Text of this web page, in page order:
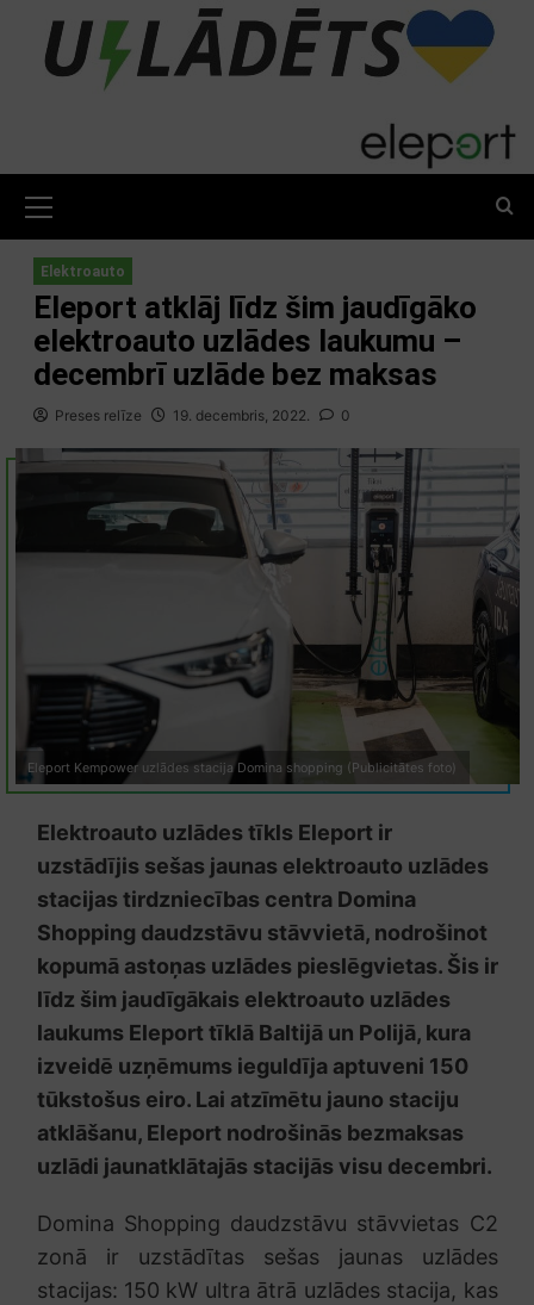
content
Menu
Elektroauto
Eleport atklāj līdz šim jaudīgāko
elektroauto uzlādes laukumu –
decembrī uzlāde bez maksas
Preses relīze 19. decembris, 2022. 0
Eleport Kempower uzlādes stacija Domina shopping (Publicitātes foto)
Elektroauto uzlādes tīkls Eleport ir
uzstādījis sešas jaunas elektroauto uzlādes
stacijas tirdzniecības centra Domina
Shopping daudzstāvu stāvvietā, nodrošinot
kopumā astoņas uzlādes pieslēgvietas. Šis ir
līdz šim jaudīgākais elektroauto uzlādes
laukums Eleport tīklā Baltijā un Polijā, kura
izveidē uzņēmums ieguldīja aptuveni 150
tūkstošus eiro. Lai atzīmētu jauno staciju
atklāšanu, Eleport nodrošinās bezmaksas
uzlādi jaunatklātajās stacijās visu decembri.
Domina Shopping daudzstāvu stāvvietas C2
zonā ir uzstādītas sešas jaunas uzlādes
stacijas: 150 kW ultra ātrā uzlādes stacija, kas